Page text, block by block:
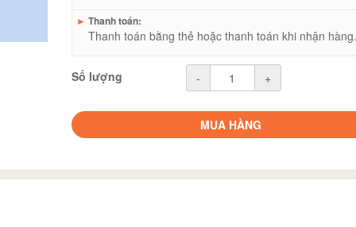
► Thanh toán:
Thanh toán bằng thẻ hoặc thanh toán khi nhận hàng.
Số lượng - +
MUA HÀNG